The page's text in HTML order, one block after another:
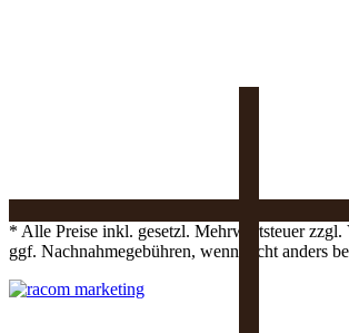
* Alle Preise inkl. gesetzl. Mehrwertsteuer zzgl.
ggf. Nachnahmegebühren, wenn nicht anders